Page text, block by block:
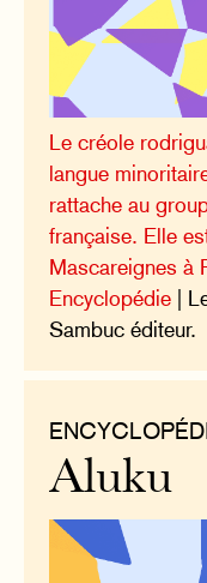
Le créole
langue
rattache au
française. Elle
Mascareignes à
Encyclopédie |
Sambuc éditeur.
Aluku